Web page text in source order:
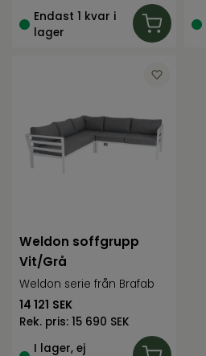
Endast 1 kvar i
lager
Weldon soffgrupp
Vit/Grå
Weldon serie från Brafab
14 121 SEK
Rek. pris: 15 690 SEK
I lager, ej